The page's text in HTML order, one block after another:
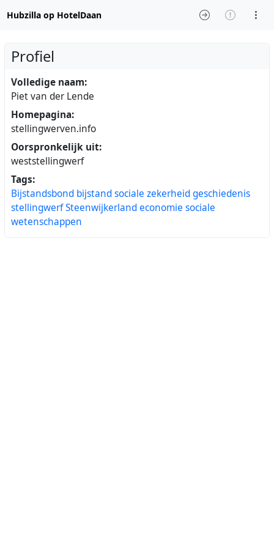
Hubzilla op HotelDaan
Profiel
Volledige naam:
Piet van der Lende
Homepagina:
stellingwerven.info
Oorspronkelijk uit:
weststellingwerf
Tags:
Bijstandsbond bijstandsociale zekerheidgeschiedenis
stellingwerfSteenwijkerlandeconomie sociale
wetenschappen